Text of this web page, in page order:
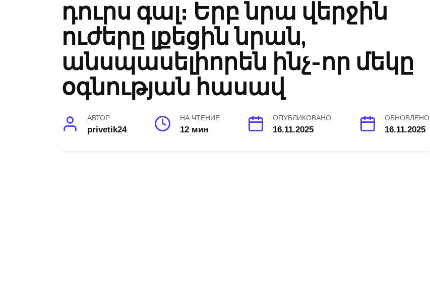
դուրս գալ։ Երբ նրա վերջին
ուժերը լքեցին նրան,
անսպասելիորեն ինչ-որ մեկը
օգնության հասավ
АВТОР
privetik24
НА ЧТЕНИЕ
12 мин
ОПУБЛИКОВАНО
16.11.2025
ОБНОВЛЕНО
16.11.2025